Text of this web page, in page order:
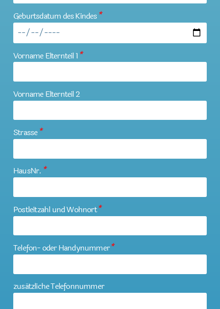
Geburtsdatum des Kindes *
Vorname Elternteil 1 *
Vorname Elternteil 2
Strasse*
HausNr. *
Postleitzahl und Wohnort*
Telefon- oder Handynummer*
zusätzliche Telefonnummer